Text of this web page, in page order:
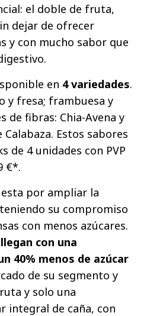
el doble de fruta,
dejar de ofrecer
y con mucho sabor que
en 4 variedades.
y fresa; frambuesa y
de fibras: Chia-Avena y
Estos sabores
de 4 unidades con PVP
€*.
por ampliar la
su compromiso
con menos azúcares.
llegan con una
40% menos de azúcar
de su segmento y
y solo una
integral de caña, con